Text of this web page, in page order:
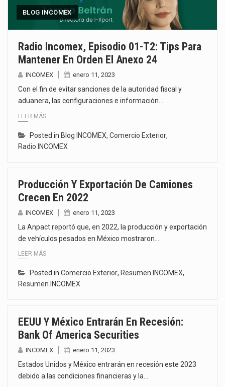
BLOG INCOMEX
Radio Incomex, Episodio 01-T2: Tips Para
Mantener En Orden El Anexo 24
INCOMEX enero 11, 2023
Con el fin de evitar sanciones de la autoridad fiscal y
aduanera, las configuraciones e información…
LEER MÁS
Posted in Blog INCOMEX, Comercio Exterior,
Radio INCOMEX
Producción Y Exportación De Camiones
Crecen En 2022
INCOMEX enero 11, 2023
La Anpact reportó que, en 2022, la producción y exportación
de vehículos pesados en México mostraron…
LEER MÁS
Posted in Comercio Exterior, Resumen INCOMEX,
Resumen INCOMEX
EEUU Y México Entrarán En Recesión:
Bank Of America Securities
INCOMEX enero 11, 2023
Estados Unidos y México entrarán en recesión este 2023
debido a las condiciones financieras y la…